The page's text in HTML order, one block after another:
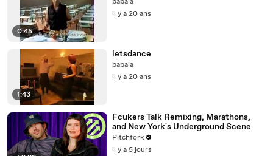
0:45
il y a 20 ans
1:43
letsdance
babala
il y a 20 ans
Fcukers Talk Remixing, Marathons,
and New York's Underground Scene
Pitchfork
il y a 5 jours